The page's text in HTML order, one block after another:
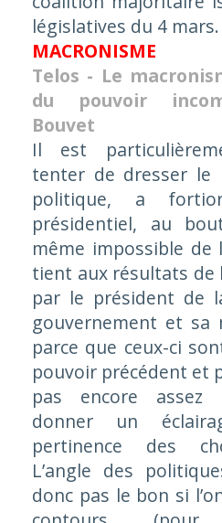
législatives du 4 mars.
MACRONISME
Telos - Le
du pouvoir
Bouvet
Il est
tenter de dresser le
politique, a
présidentiel, au
même impossible de
tient aux résultats de
par le président de
gouvernement et sa
parce que ceux-ci
pouvoir précédent et
pas encore assez
donner un
pertinence des
L’angle des
donc pas le bon si